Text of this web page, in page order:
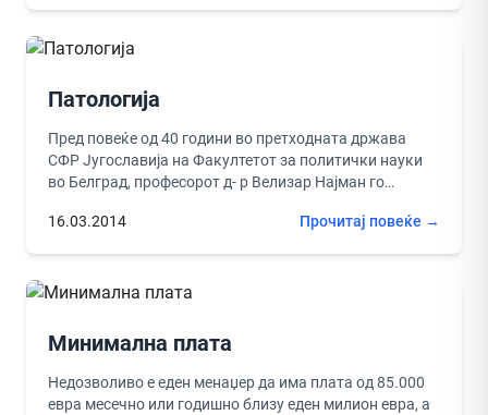
Патологија
Пред повеќе од 40 години во претходната држава
СФР Југославија на Факултетот за политички науки
во Белград, професорот д- р Велизар Најман го
16.03.2014
Прочитај повеќе →
Минимална плата
Недозволиво е еден менаџер да има плата од 85.000
евра месечно или годишно близу еден милион евра, а